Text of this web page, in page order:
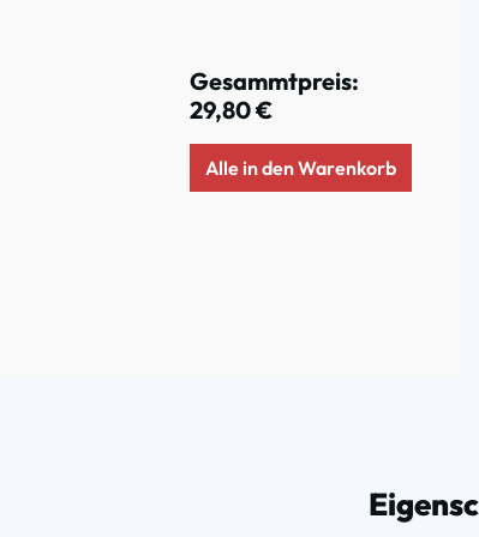
Gesammtpreis:
29,80 €
Alle in den Warenkorb